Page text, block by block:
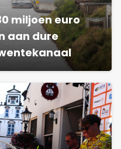
miljoen euro
aan dure